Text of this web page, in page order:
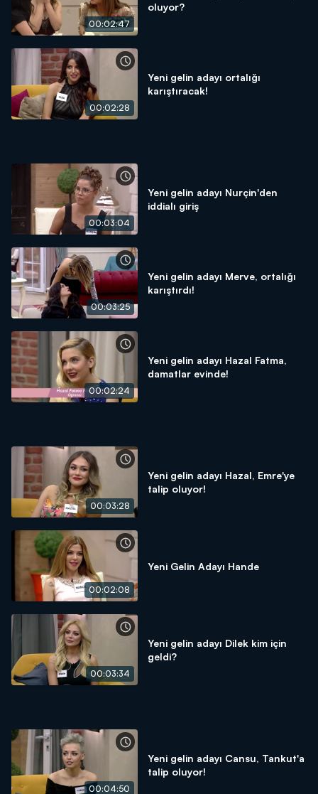
00:02:47
oluyor?
00:02:28
Yeni gelin adayı ortalığı
karıştıracak!
00:03:04
Yeni gelin adayı Nurçin'den
iddialı giriş
00:03:25
Yeni gelin adayı Merve, ortalığı
karıştırdı!
00:02:24
Yeni gelin adayı Hazal Fatma,
damatlar evinde!
00:03:28
Yeni gelin adayı Hazal, Emre'ye
talip oluyor!
00:02:08
Yeni Gelin Adayı Hande
00:03:34
Yeni gelin adayı Dilek kim için
geldi?
00:04:50
Yeni gelin adayı Cansu, Tankut'a
talip oluyor!